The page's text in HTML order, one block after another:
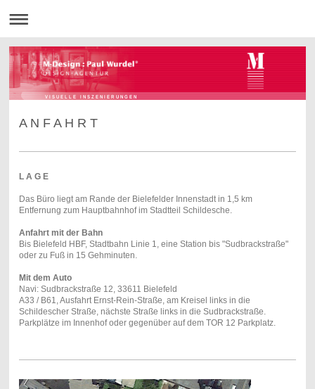
V I S U E L L E I N S Z E N I E R U N G E N
A N F A H R T
L A G E
Das Büro liegt am Rande der Bielefelder Innenstadt in 1,5 km
Entfernung zum Hauptbahnhof im Stadtteil Schildesche.
Anfahrt mit der Bahn
Bis Bielefeld HBF, Stadtbahn Linie 1, eine Station bis "Sudbrackstraße"
oder zu Fuß in 15 Gehminuten.
Mit dem Auto
Navi: Sudbrackstraße 12, 33611 Bielefeld
A33 / B61, Ausfahrt Ernst-Rein-Straße, am Kreisel links in die
Schildescher Straße, nächste Straße links in die Sudbrackstraße.
Parkplätze im Innenhof oder gegenüber auf dem TOR 12 Parkplatz.